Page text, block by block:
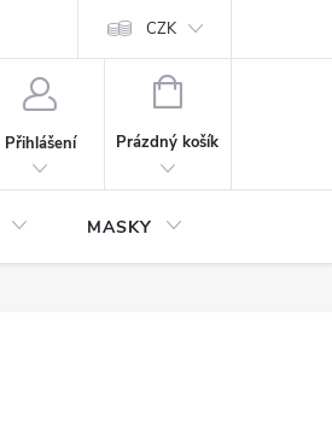
CZK
Přihlášení
NÁKUPNÍ
Prázdný košík
MASKY